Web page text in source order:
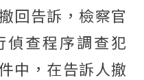
回告訴，檢察官
偵查程序調查犯
中，在告訴人撤